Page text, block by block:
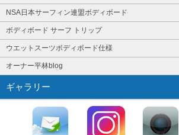
NSA日本サーフィン連盟ボディボード
ボディボード サーフ トリップ
ウエットスーツボディボード仕様
オーナー平林blog
ギャラリー